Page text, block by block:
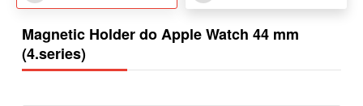
Magnetic Holder do Apple Watch 44 mm
(4.series)